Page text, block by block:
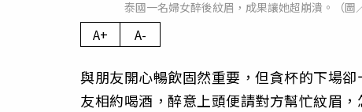
泰國一名婦女醉後紋眉，成果讓她超崩潰。（
A+ A-
與朋友開心暢飲固然重要，但貪杯的下場
友相約喝酒，醉意上頭便請對方幫忙紋眉